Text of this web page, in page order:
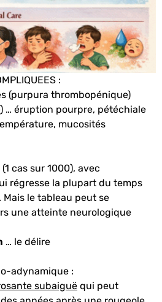
:
(purpura thrombopénique)
… éruption pourpre, pétéchiale
mucosités
cas sur 1000), avec
régresse la plupart du temps
Mais le tableau peut se
une atteinte neurologique
… le délire
adynamique :
subaiguë qui peut